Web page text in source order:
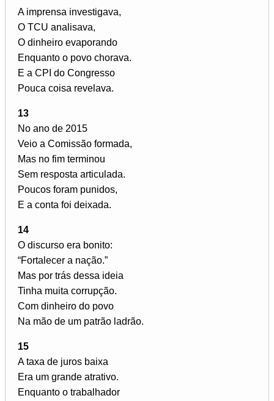
A imprensa investigava,
O TCU analisava,
O dinheiro evaporando
Enquanto o povo chorava.
E a CPI do Congresso
Pouca coisa revelava.
13
No ano de 2015
Veio a Comissão formada,
Mas no fim terminou
Sem resposta articulada.
Poucos foram punidos,
E a conta foi deixada.
14
O discurso era bonito:
“Fortalecer a nação.”
Mas por trás dessa ideia
Tinha muita corrupção.
Com dinheiro do povo
Na mão de um patrão ladrão.
15
A taxa de juros baixa
Era um grande atrativo.
Enquanto o trabalhador